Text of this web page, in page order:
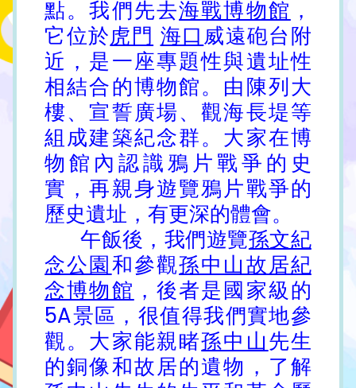
點。我們先去海戰博物館 ，
它位於虎門 海口威遠砲台附
近，是一座專題性與遺址性
相結合的博物館。由陳列大
樓、宣誓廣場、觀海長堤等
組成建築紀念群。大家在博
物館內認識鴉片戰爭的史
實，再親身遊覽鴉片戰爭的
歷史遺址，有更深的體會。
午飯後，我們遊覽孫文紀
念公園和參觀孫中山故居紀
念博物館 ，後者是國家級的
5A景區，很值得我們實地參
觀。大家能親睹孫中山先生
的銅像和故居的遺物，了解